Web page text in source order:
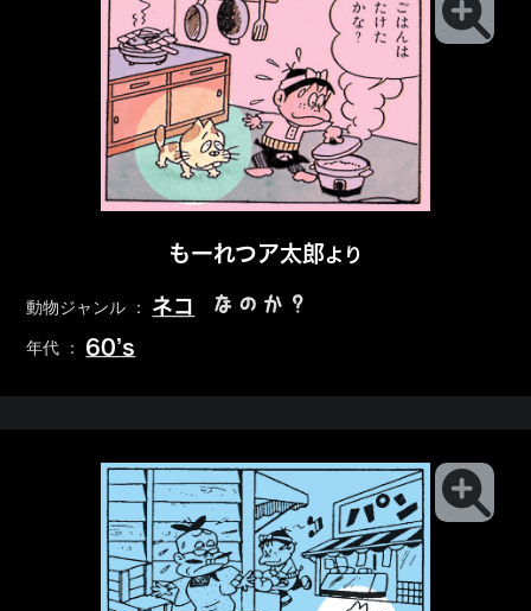
もーれつア太郎より
動物ジャンル ： ネコ なのか？
年代 ： 60’s